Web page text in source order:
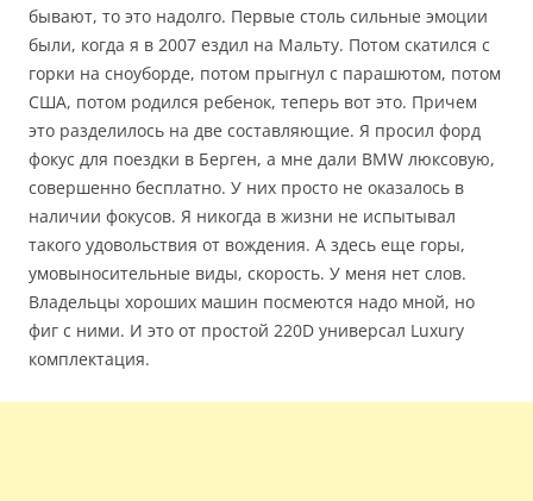
бывают, то это надолго. Первые столь сильные эмоции
были, когда я в 2007 ездил на Мальту. Потом скатился с
горки на сноуборде, потом прыгнул с парашютом, потом
США, потом родился ребенок, теперь вот это. Причем
это разделилось на две составляющие. Я просил форд
фокус для поездки в Берген, а мне дали BMW люксовую,
совершенно бесплатно. У них просто не оказалось в
наличии фокусов. Я никогда в жизни не испытывал
такого удовольствия от вождения. А здесь еще горы,
умовыносительные виды, скорость. У меня нет слов.
Владельцы хороших машин посмеются надо мной, но
фиг с ними. И это от простой 220D универсал Luxury
комплектация.